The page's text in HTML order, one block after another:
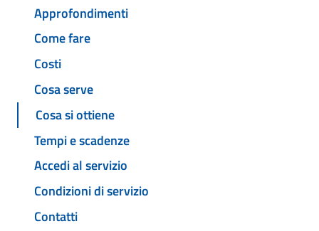
Approfondimenti
Come fare
Costi
Cosa serve
Cosa si ottiene
Tempi e scadenze
Accedi al servizio
Condizioni di servizio
Contatti